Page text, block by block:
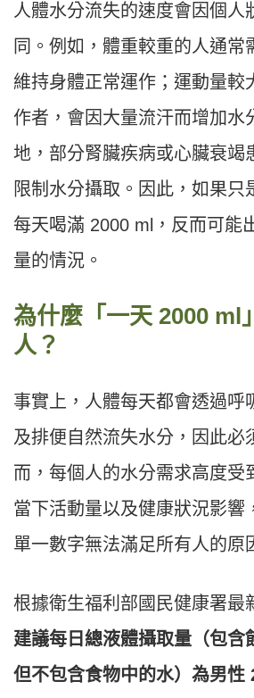
人體水分流失的速度會因個人
同。例如，體重較重的人通常
維持身體正常運作；運動量較
作者，會因大量流汗而增加水
地，部分腎臟疾病或心臟衰竭
限制水分攝取。因此，如果只
每天喝滿 2000 ml，反而可能
量的情況。
為什麼「一天 2000 ml
人？
事實上，人體每天都會透過呼
及排便自然流失水分，因此必
而，每個人的水分需求高度受
當下活動量以及健康狀況影響
單一數字無法滿足所有人的原
根據衛生福利部國民健康署最
建議每日總液體攝取量（包含
但不包含食物中的水）為男性